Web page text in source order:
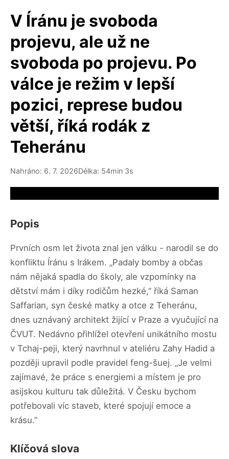
V Íránu je svoboda
projevu, ale už ne
svoboda po projevu. Po
válce je režim v lepší
pozici, represe budou
větší, říká rodák z
Teheránu
Nahráno: 6. 7. 2026Délka: 54min 3s
Popis
Prvních osm let života znal jen válku - narodil se do
konfliktu Íránu s Irákem. „Padaly bomby a občas
nám nějaká spadla do školy, ale vzpomínky na
dětství mám i díky rodičům hezké,” říká Saman
Saffarian, syn české matky a otce z Teheránu,
dnes uznávaný architekt žijící v Praze a vyučující na
ČVUT. Nedávno přihlížel otevření unikátního mostu
v Tchaj-peji, který navrhnul v ateliéru Zahy Hadid a
později upravil podle pravidel feng-šuej. „Je velmi
zajímavé, že práce s energiemi a místem je pro
asijskou kulturu tak důležitá. V Česku bychom
potřebovali víc staveb, které spojují emoce a
krásu.”
Klíčová slova